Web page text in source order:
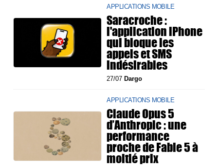
APPLICATIONS MOBILE
Saracroche :
l'application iPhone
qui bloque les
appels et SMS
indésirables
27/07 Dargo
APPLICATIONS MOBILE
Claude Opus 5
d’Anthropic : une
performance
proche de Fable 5 à
moitié prix